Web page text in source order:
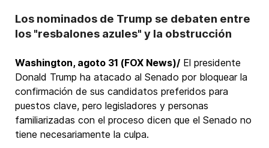
Los nominados de Trump se debaten entre
los "resbalones azules" y la obstrucción
Washington, agoto 31 (FOX News)/ El presidente
Donald Trump ha atacado al Senado por bloquear la
confirmación de sus candidatos preferidos para
puestos clave, pero legisladores y personas
familiarizadas con el proceso dicen que el Senado no
tiene necesariamente la culpa.